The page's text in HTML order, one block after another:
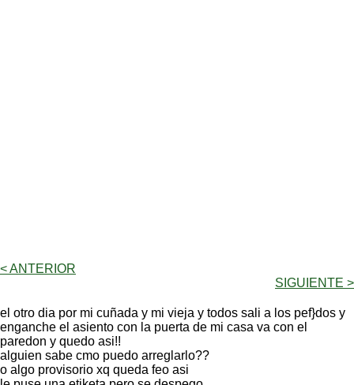
< ANTERIOR
SIGUIENTE >
el otro dia por mi cuñada y mi vieja y todos sali a los pef}dos y
enganche el asiento con la puerta de mi casa va con el
paredon y quedo asi!!
alguien sabe cmo puedo arreglarlo??
o algo provisorio xq queda feo asi